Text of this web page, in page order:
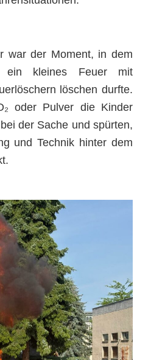
war der Moment, in dem
ein kleines Feuer mit
löschen durfte.
oder Pulver die Kinder
der Sache und spürten,
und Technik hinter dem